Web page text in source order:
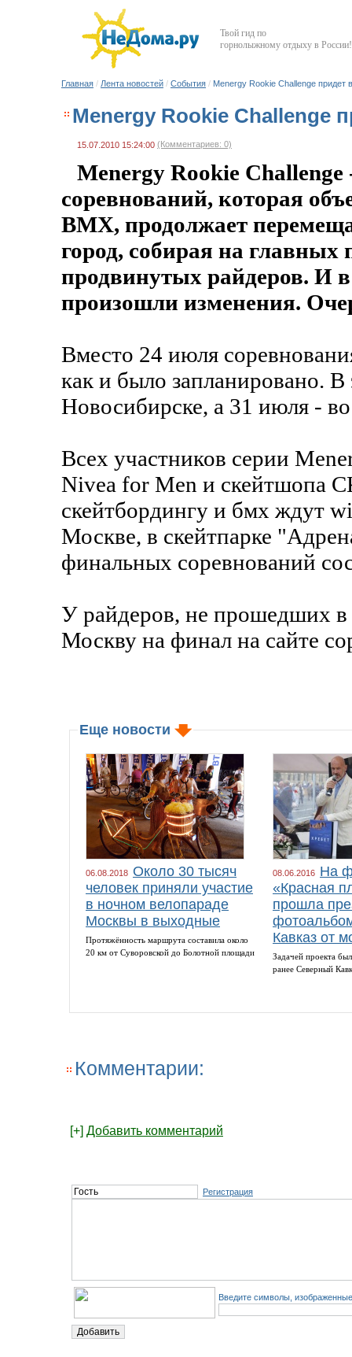
Твой гид по
горнолыжному отдыху в России!
Главная / Лента новостей / События / Menergy Rookie Challenge придет
Menergy Rookie Challenge
15.07.2010 15:24:00 (Комментариев: 0)
Menergy Rookie Challenge
соревнований, которая
BMX, продолжает
город, собирая на
продвинутых райдеров. И
произошли изменения.
Вместо 24 июля
как и было запланировано.
Новосибирске, а 31 июля -
Всех участников серии
Nivea for Men и скейтшопа
скейтбордингу и бмх ждут
Москве, в скейтпарке
финальных соревнований
У райдеров, не прошедших в
Москву на финал на сайте
Еще новости
06.08.2018 Около 30 тысяч
человек приняли участие
в ночном велопараде
Москвы в выходные
Протяжённость маршрута составила около
20 км от Суворовской до Болотной площади
08.06.2016 На
«Красная
прошла
Кавказ от
Задачей проекта
ранее Северный
Комментарии:
[+] Добавить комментарий
Регистрация
Введите символы,